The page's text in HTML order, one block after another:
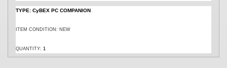
TYPE: CyBEX PC COMPANION
ITEM CONDITION: NEW
QUANTITY: 1